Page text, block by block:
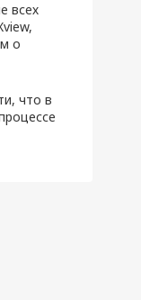
всех
о
что в